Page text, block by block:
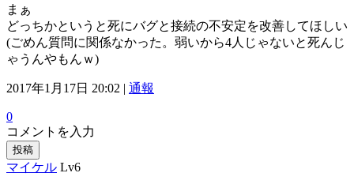
まぁ
どっちかというと死にバグと接続の不安定を改善してほしい
(ごめん質問に関係なかった。弱いから4人じゃないと死んじ
ゃうんやもんｗ)
2017年1月17日 20:02 | 通報
0
コメントを入力
投稿
マイケル Lv6